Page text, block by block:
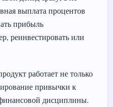
выплата процентов
прибыль
реинвестировать или
работает не только
привычки к
дисциплины.